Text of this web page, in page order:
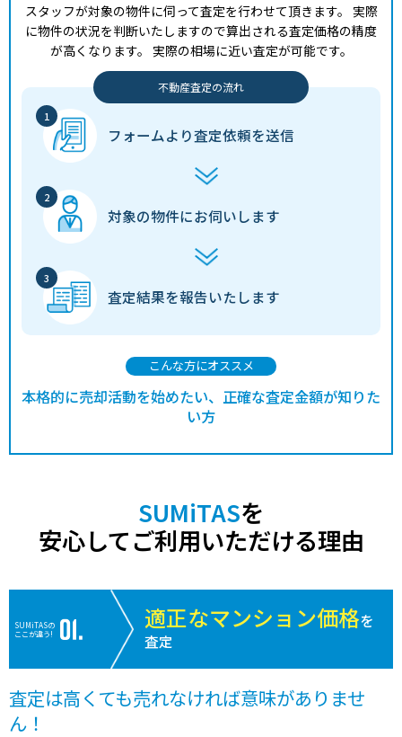
スタッフが対象の物件に伺って査定を行わせて頂きます。 実際
に物件の状況を判断いたしますので算出される査定価格の精度
が高くなります。 実際の相場に近い査定が可能です。
不動産査定の流れ
フォームより査定依頼を送信
対象の物件にお伺いします
査定結果を報告いたします
こんな方にオススメ
本格的に売却活動を始めたい、正確な査定金額が知りた
い方
SUMiTASを
安心してご利用いただける理由
SUMiTASの
ここが違う!
適正なマンション価格を
査定
査定は高くても売れなければ意味がありませ
ん！